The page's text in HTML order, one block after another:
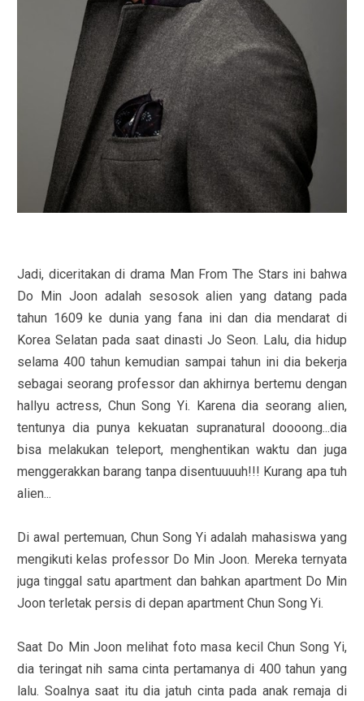
Jadi, diceritakan di drama Man From The Stars ini bahwa
Do Min Joon adalah sesosok alien yang datang pada
tahun 1609 ke dunia yang fana ini dan dia mendarat di
Korea Selatan pada saat dinasti Jo Seon. Lalu, dia hidup
selama 400 tahun kemudian sampai tahun ini dia bekerja
sebagai seorang professor dan akhirnya bertemu dengan
hallyu actress, Chun Song Yi. Karena dia seorang alien,
tentunya dia punya kekuatan supranatural doooong...dia
bisa melakukan teleport, menghentikan waktu dan juga
menggerakkan barang tanpa disentuuuuh!!! Kurang apa tuh
alien...
Di awal pertemuan, Chun Song Yi adalah mahasiswa yang
mengikuti kelas professor Do Min Joon. Mereka ternyata
juga tinggal satu apartment dan bahkan apartment Do Min
Joon terletak persis di depan apartment Chun Song Yi.
Saat Do Min Joon melihat foto masa kecil Chun Song Yi,
dia teringat nih sama cinta pertamanya di 400 tahun yang
lalu. Soalnya saat itu dia jatuh cinta pada anak remaja di